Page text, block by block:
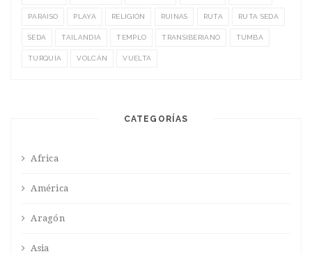
PARAISO PLAYA RELIGIÓN RUINAS RUTA RUTA SEDA
SEDA TAILANDIA TEMPLO TRANSIBERIANO TUMBA
TURQUÍA VOLCÁN VUELTA
CATEGORÍAS
Africa
América
Aragón
Asia